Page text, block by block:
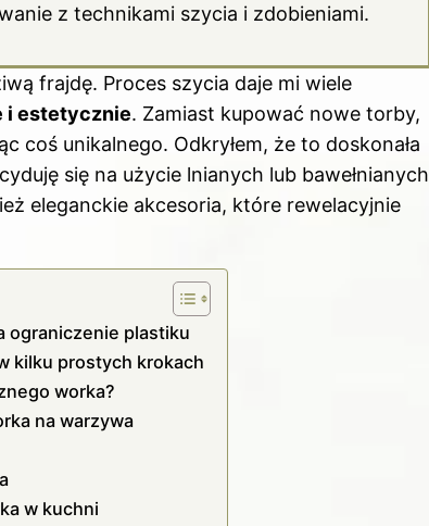
z technikami szycia i zdobieniami.
frajdę. Proces szycia daje mi wiele
i estetycznie. Zamiast kupować nowe torby,
unikalnego. Odkryłem, że to doskonała
się na użycie lnianych lub bawełnianych
eleganckie akcesoria, które rewelacyjnie
ograniczenie plastiku
kilku prostych krokach
worka?
na warzywa
w kuchni